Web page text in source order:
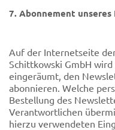
7. Abonnement
Auf der Internetseite
Schittkowski GmbH
eingeräumt, den
abonnieren. Welche
Bestellung des
Verantwortlichen
hierzu verwendeten